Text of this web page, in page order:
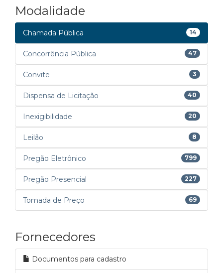
Modalidade
Chamada Pública 14
Concorrência Pública 47
Convite 3
Dispensa de Licitação 40
Inexigibilidade 20
Leilão 8
Pregão Eletrônico 799
Pregão Presencial 227
Tomada de Preço 69
Fornecedores
Documentos para cadastro